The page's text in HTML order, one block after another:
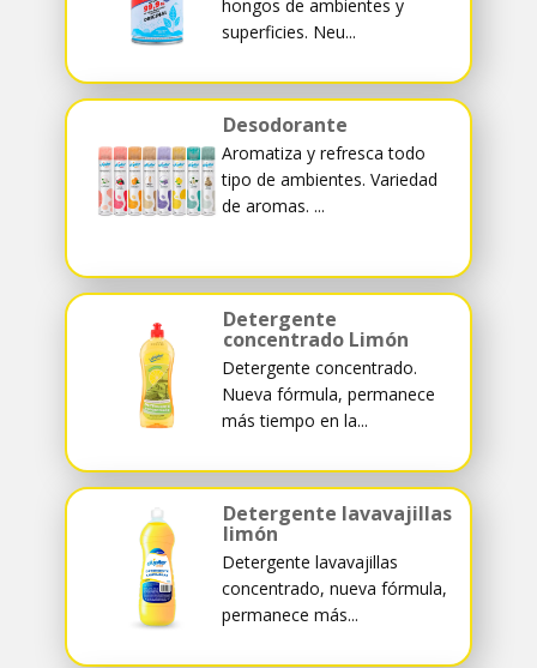
hongos de ambientes y
superficies. Neu...
Desodorante
Aromatiza y refresca todo
tipo de ambientes. Variedad
de aromas. ...
Detergente
concentrado Limón
Detergente concentrado.
Nueva fórmula, permanece
más tiempo en la...
Detergente lavavajillas
limón
Detergente lavavajillas
concentrado, nueva fórmula,
permanece más...